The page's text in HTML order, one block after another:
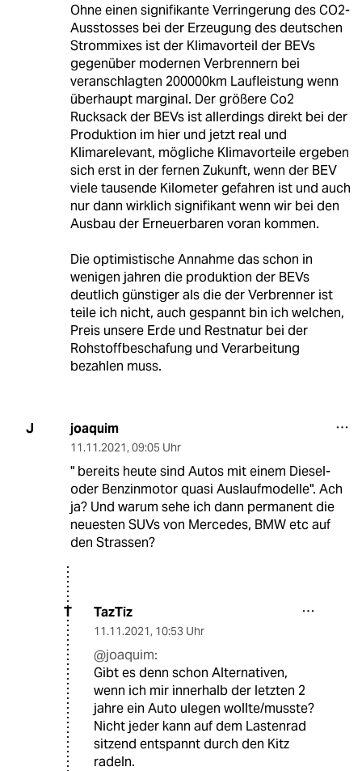
Ohne einen signifikante Verringerung des CO2-
Ausstosses bei der Erzeugung des deutschen
Strommixes ist der Klimavorteil der BEVs
gegenüber modernen Verbrennern bei
veranschlagten 200000km Laufleistung wenn
überhaupt marginal. Der größere Co2
Rucksack der BEVs ist allerdings direkt bei der
Produktion im hier und jetzt real und
Klimarelevant, mögliche Klimavorteile ergeben
sich erst in der fernen Zukunft, wenn der BEV
viele tausende Kilometer gefahren ist und auch
nur dann wirklich signifikant wenn wir bei den
Ausbau der Erneuerbaren voran kommen.
Die optimistische Annahme das schon in
wenigen jahren die produktion der BEVs
deutlich günstiger als die der Verbrenner ist
teile ich nicht, auch gespannt bin ich welchen,
Preis unsere Erde und Restnatur bei der
Rohstoffbeschafung und Verarbeitung
bezahlen muss.
J joaquim
11.11.2021, 09:05 Uhr
" bereits heute sind Autos mit einem Diesel-
oder Benzinmotor quasi Auslaufmodelle". Ach
ja? Und warum sehe ich dann permanent die
neuesten SUVs von Mercedes, BMW etc auf
den Strassen?
T TazTiz
11.11.2021, 10:53 Uhr
@joaquim:
Gibt es denn schon Alternativen,
wenn ich mir innerhalb der letzten 2
jahre ein Auto ulegen wollte/musste?
Nicht jeder kann auf dem Lastenrad
sitzend entspannt durch den Kitz
radeln.